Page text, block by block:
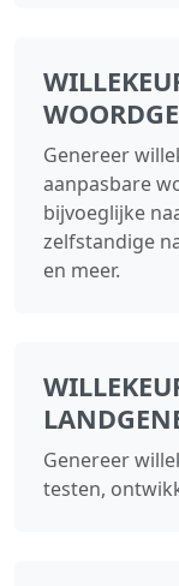
Genereer
aanpasbare
bijvoeglijke
zelfstandige
en meer.
Genereer
testen,